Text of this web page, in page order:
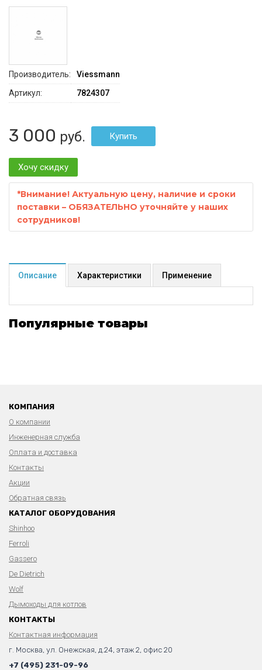
Производитель:
Viessmann
Артикул:
7824307
3 000 руб.
Хочу скидку
*Внимание! Актуальную цену, наличие и сроки
поставки – ОБЯЗАТЕЛЬНО уточняйте у наших
сотрудников!
Описание Характеристики Применение
Популярные товары
КОМПАНИЯ
О компании
Инженерная служба
Оплата и доставка
Контакты
Акции
Обратная связь
КАТАЛОГ ОБОРУДОВАНИЯ
Shinhoo
Ferroli
Gassero
De Dietrich
Wolf
Дымоходы для котлов
КОНТАКТЫ
Контактная информация
г. Москва, ул. Онежская, д.24, этаж 2, офис 20
+7 (495) 231-09-96